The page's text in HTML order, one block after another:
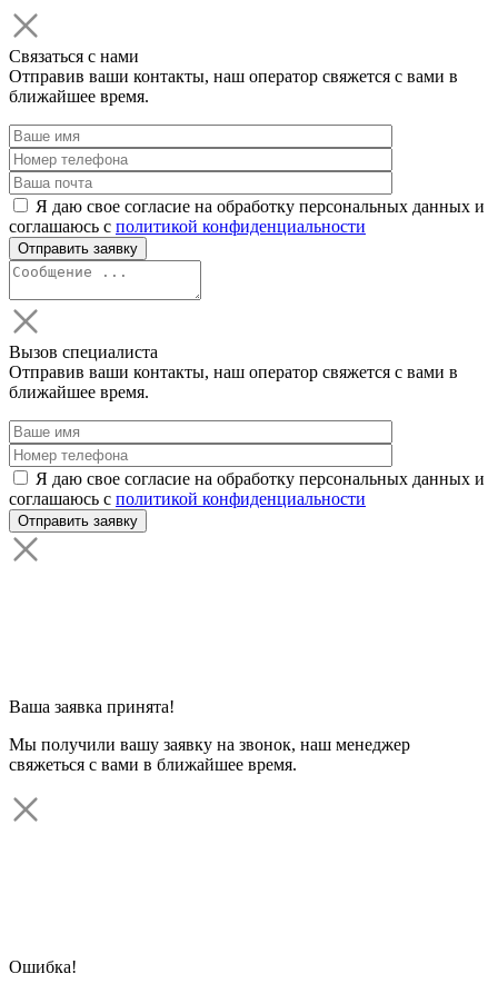
Связаться с нами
Отправив ваши контакты, наш оператор свяжется с вами в
ближайшее время.
Я даю свое согласие на обработку персональных данных и
соглашаюсь с политикой конфиденциальности
Вызов специалиста
Отправив ваши контакты, наш оператор свяжется с вами в
ближайшее время.
Я даю свое согласие на обработку персональных данных и
соглашаюсь с политикой конфиденциальности
Ваша заявка принята!
Мы получили вашу заявку на звонок, наш менеджер
свяжеться с вами в ближайшее время.
Ошибка!